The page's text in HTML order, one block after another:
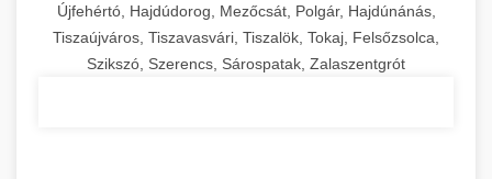
Újfehértó, Hajdúdorog, Mezőcsát, Polgár, Hajdúnánás,
Tiszaújváros, Tiszavasvári, Tiszalök, Tokaj, Felsőzsolca,
Szikszó, Szerencs, Sárospatak, Zalaszentgrót